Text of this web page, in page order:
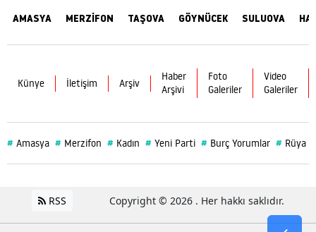
AMASYA MERZİFON TAŞOVA GÖYNÜCEK SULUOVA
Künye İletişim Arşiv
Haber
Arşivi
Foto
Galeriler
Video
Galeriler
# Amasya # Merzifon # Kadın # Yeni Parti # Burç Yorumlar # Rüya
RSS Copyright © 2026 . Her hakkı saklıdır.